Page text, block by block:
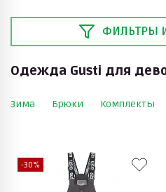
ФИЛЬТРЫ
Одежда Gusti для
Зима Брюки Комплекты
-30%